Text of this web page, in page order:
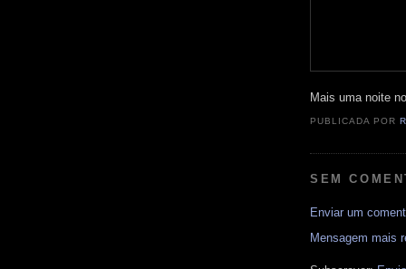
Mais uma noite
PUBLICADA POR
SEM
Enviar um
Mensagem mais